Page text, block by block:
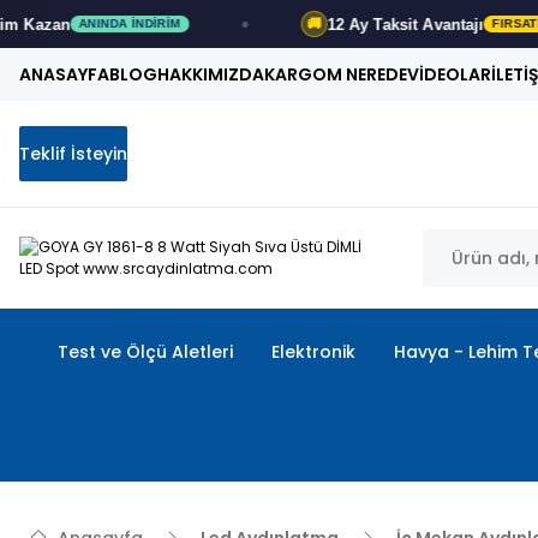
ANINDA İNDIRIM 12 AyTaksit Avantajı FIRSATI
ANASAYFABLOGHAKKIMIZDAKARGOM NEREDEVİDEOLAR
Teklif İsteyin
Test ve Ölçü Aletleri Elektronik Havya - Lehim